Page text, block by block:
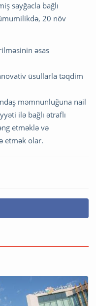
sayğacla bağlı
20 növ
əsas
üsullarla təqdim
məmnunluğuna nail
ilə bağlı ətraflı
etməklə və
etmək olar.